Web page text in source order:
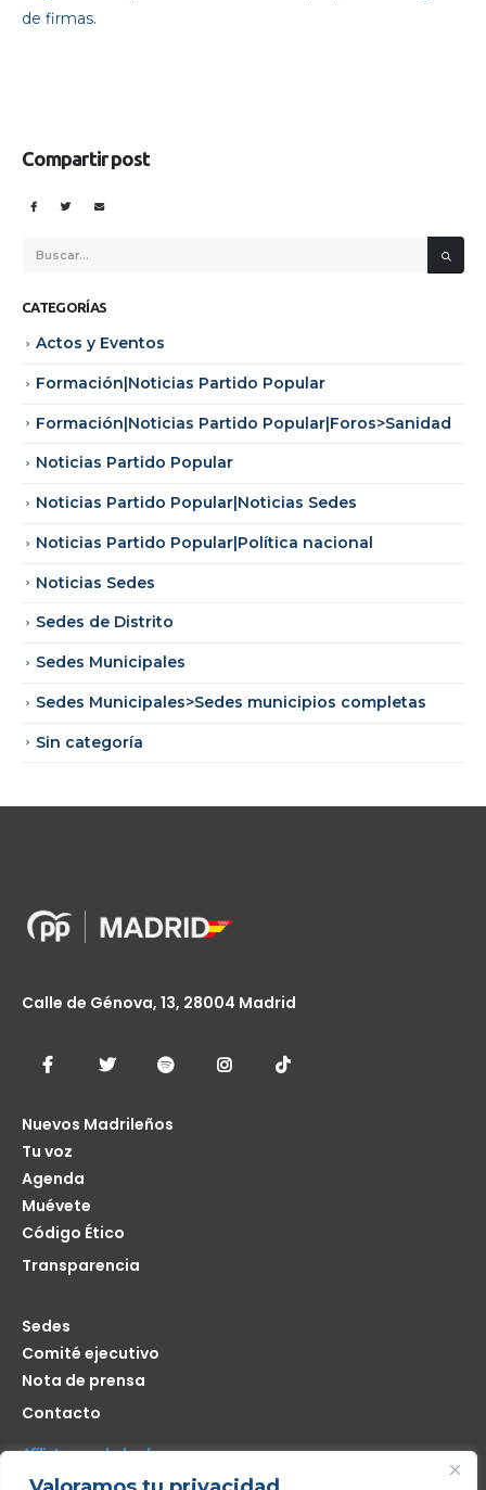
de firmas.
Compartir post
CATEGORÍAS
Actos y Eventos
Formación|Noticias Partido Popular
Formación|Noticias Partido Popular|Foros>Sanidad
Noticias Partido Popular
Noticias Partido Popular|Noticias Sedes
Noticias Partido Popular|Política nacional
Noticias Sedes
Sedes de Distrito
Sedes Municipales
Sedes Municipales>Sedes municipios completas
Sin categoría
Calle de Génova, 13, 28004 Madrid
Nuevos Madrileños
Tu voz
Agenda
Muévete
Código Ético
Transparencia
Sedes
Comité ejecutivo
Nota de prensa
Contacto
Afíliate seas de donde seas